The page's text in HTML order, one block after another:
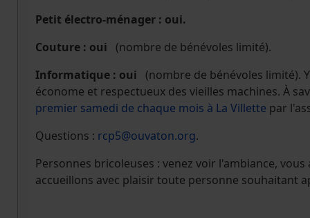
Petit électro-ménager : oui.
Couture : oui (nombre de bénévoles limité).
Informatique : oui (nombre de bénévoles limité).
économe et respectueux des vieilles machines. À
premier samedi de chaque mois à La Villette par
Questions : rcp5@ouvaton.org.
Personnes bricoleuses : venez voir l'ambiance,
accueillons avec plaisir toute personne souhaitant